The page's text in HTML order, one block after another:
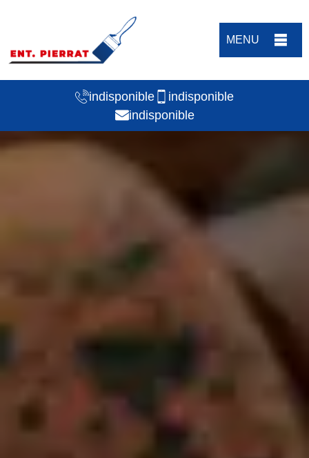
MENU
indisponible
indisponible
indisponible